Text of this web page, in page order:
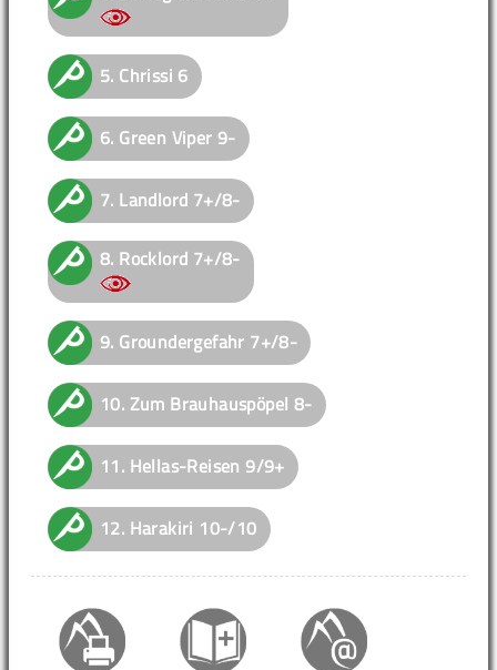
5. Chrissi 6
6. Green Viper 9-
7. Landlord 7+/8-
8. Rocklord 7+/8-
9. Groundergefahr 7+/8-
10. Zum Brauhauspöpel 8-
11. Hellas-Reisen 9/9+
12. Harakiri 10-/10